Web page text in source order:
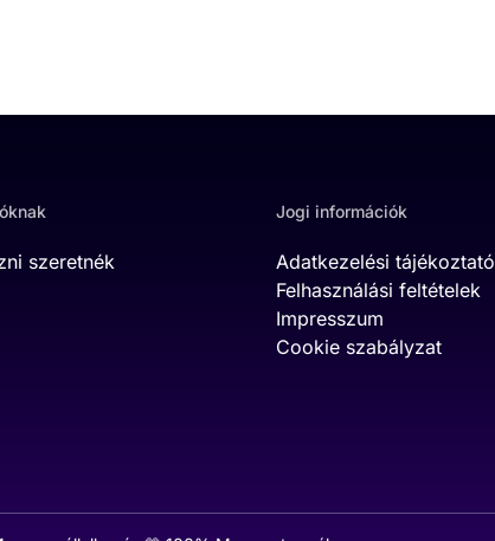
szeretnék
Jogi információk
Adatkezelési tájékoztató
Felhasználási feltételek
Impresszum
Cookie szabályzat